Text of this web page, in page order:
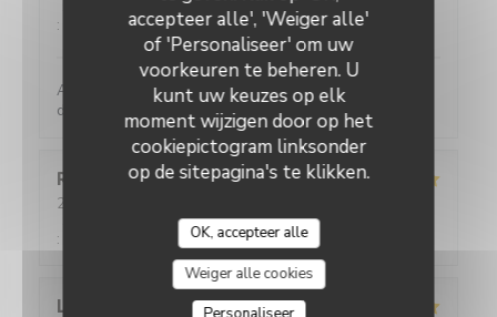
accepteer alle', 'Weiger alle'
of 'Personaliseer' om uw
voorkeuren te beheren. U
kunt uw keuzes op elk
moment wijzigen door op het
cookiepictogram linksonder
op de sitepagina's te klikken.
OK, accepteer alle
Weiger alle cookies
Atmosfeer 5/5 Keuken
Kwaliteit / Prijs
:
Accueil parfait. Accueil parfait. Plats toujours
délicieux et raffinés.
Romane
T
2026-05-21
Atmosfeer:5/5 Keuken:4/5
:
L